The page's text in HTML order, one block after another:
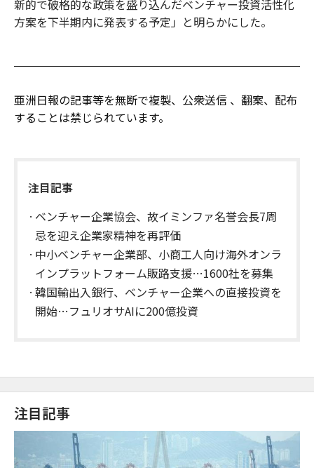
新的で破格的な政策を盛り込んだベンチャー投資活性化
方案を下半期内に発表する予定」と明らかにした。
亜洲日報の記事等を無断で複製、公衆送信 、翻案、配布
することは禁じられています。
注目記事
ベンチャー企業協会、故イミンファ名誉会長7周
忌を迎え企業家精神を再評価
中小ベンチャー企業部、小商工人向け海外オンラ
インプラットフォーム販路支援…1600社を募集
韓国輸出入銀行、ベンチャー企業への直接投資を
開始…フュリオサAIに200億投資
注目記事